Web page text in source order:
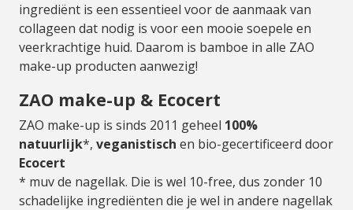
ingrediënt is een essentieel voor de aanmaak van
collageen dat nodig is voor een mooie soepele en
veerkrachtige huid. Daarom is bamboe in alle ZAO
make-up producten aanwezig!
ZAO make-up & Ecocert
ZAO make-up is sinds 2011 geheel 100%
natuurlijk*, veganistisch en bio-gecertificeerd door
Ecocert
* muv de nagellak. Die is wel 10-free, dus zonder 10
schadelijke ingrediënten die je wel in andere nagellak